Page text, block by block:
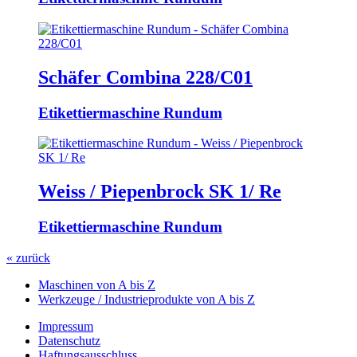
Schäfer Combina 228/C01
Etikettiermaschine Rundum
Weiss / Piepenbrock SK 1/ Re
Etikettiermaschine Rundum
« zurück
Maschinen von A bis Z
Werkzeuge / Industrieprodukte von A bis Z
Impressum
Datenschutz